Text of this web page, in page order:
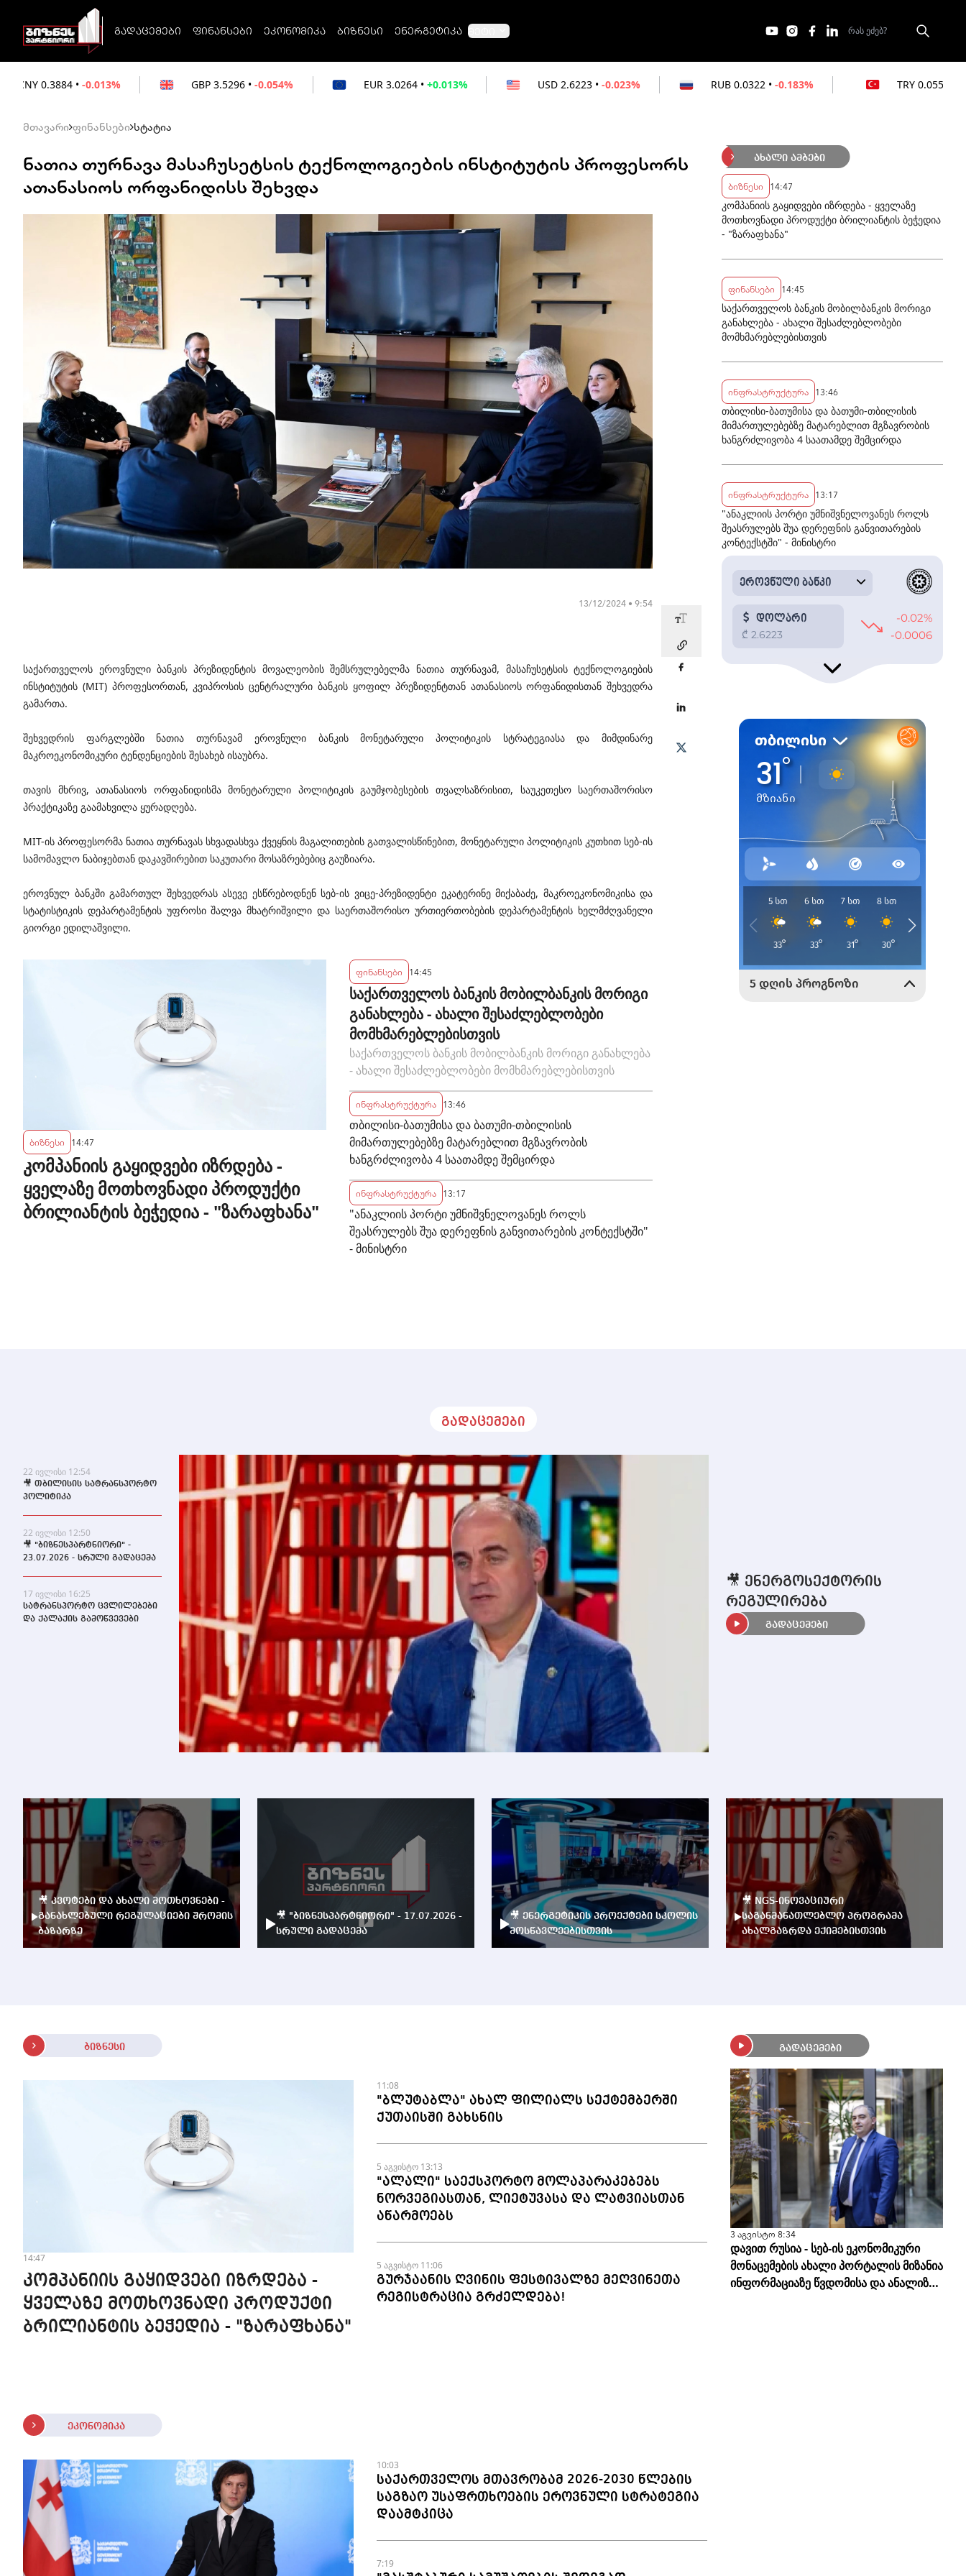
გადაცემები ფინანსები ეკონომიკა ბიზნესი ენერგეტიკა მეტი
GBP • -0.054% EUR • +0.013% USD • -0.023% RUB • -0.183% TRY • 0%
მთავარი ფინანსები სტატია
ნათია თურნავა მასაჩუსეტსის ტექნოლოგიების ინსტიტუტის პროფესორს
ათანასიოს ორფანიდისს შეხვდა
13/12/2024 • 9:54
საქართველოს ეროვნული ბანკის პრეზიდენტის მოვალეობის შემსრულებელმა ნათია თურნავამ, მასაჩუსეტსის ტექნოლოგიების
ინსტიტუტის (MIT) პროფესორთან, კვიპროსის ცენტრალური ბანკის ყოფილ პრეზიდენტთან ათანასიოს ორფანიდისთან შეხვედრა
გამართა.
შეხვედრის ფარგლებში ნათია თურნავამ ეროვნული ბანკის მონეტარული პოლიტიკის სტრატეგიასა და მიმდინარე
მაკროეკონომიკური ტენდენციების შესახებ ისაუბრა.
თავის მხრივ, ათანასიოს ორფანიდისმა მონეტარული პოლიტიკის გაუმჯობესების თვალსაზრისით, საუკეთესო საერთაშორისო
პრაქტიკაზე გაამახვილა ყურადღება.
MIT-ის პროფესორმა ნათია თურნავას სხვადასხვა ქვეყნის მაგალითების გათვალისწინებით, მონეტარული პოლიტიკის კუთხით სებ-ის
სამომავლო ნაბიჯებთან დაკავშირებით საკუთარი მოსაზრებებიც გაუზიარა.
ეროვნულ ბანკში გამართულ შეხვედრას ასევე ესწრებოდნენ სებ-ის ვიცე-პრეზიდენტი ეკატერინე მიქაბაძე, მაკროეკონომიკისა და
სტატისტიკის დეპარტამენტის უფროსი შალვა მხატრიშვილი და საერთაშორისო ურთიერთობების დეპარტამენტის ხელმძღვანელი
გიორგი ედილაშვილი.
ბიზნესი 14:47
კომპანიის გაყიდვები იზრდება -
ყველაზე მოთხოვნადი პროდუქტი
ბრილიანტის ბეჭედია - "ზარაფხანა"
ფინანსები 14:45
საქართველოს ბანკის მობილბანკის მორიგი
განახლება - ახალი შესაძლებლობები
მომხმარებლებისთვის
საქართველოს ბანკის მობილბანკის მორიგი განახლება
- ახალი შესაძლებლობები მომხმარებლებისთვის
ინფრასტრუქტურა 13:46
თბილისი-ბათუმისა და ბათუმი-თბილისის
მიმართულებებზე მატარებლით მგზავრობის
ხანგრძლივობა 4 საათამდე შემცირდა
ინფრასტრუქტურა 13:17
"ანაკლიის პორტი უმნიშვნელოვანეს როლს
შეასრულებს შუა დერეფნის განვითარების კონტექსტში"
- მინისტრი
ახალი ამბები
ბიზნესი 14:47
კომპანიის გაყიდვები იზრდება - ყველაზე
მოთხოვნადი პროდუქტი ბრილიანტის ბეჭედია
- "ზარაფხანა"
ფინანსები 14:45
საქართველოს ბანკის მობილბანკის მორიგი
განახლება - ახალი შესაძლებლობები
მომხმარებლებისთვის
ინფრასტრუქტურა 13:46
თბილისი-ბათუმისა და ბათუმი-თბილისის
მიმართულებებზე მატარებლით მგზავრობის
ხანგრძლივობა 4 საათამდე შემცირდა
ინფრასტრუქტურა 13:17
"ანაკლიის პორტი უმნიშვნელოვანეს როლს
შეასრულებს შუა დერეფნის განვითარების
კონტექსტში" - მინისტრი
გადაცემები
22 ივლისი 12:54
🎥 თბილისის სატრანსპორტო
პოლიტიკა
22 ივლისი 12:50
🎥 "ბიზნესპარტნიორი" -
23.07.2026 - სრული გადაცემა
17 ივლისი 16:25
სატრანსპორტო ცვლილებები
და ქალაქის გამოწვევები
🎥 ენერგოსექტორის
რეგულირება
გადაცემები
🎥 კვოტები და ახალი მოთხოვნები -
განახლებული რეგულაციები შრომის
ბაზარზე
🎥 "ბიზნესპარტნიორი" - 17.07.2026 -
სრული გადაცემა
🎥 ენერგეტიკის პროექტები სკოლის
მოსწავლეებისთვის
🎥 NGS-ინოვაციური
საგანმანათლებლო პროგრამა
ახალგაზრდა ექიმებისთვის
ბიზნესი
14:47
კომპანიის გაყიდვები იზრდება -
ყველაზე მოთხოვნადი პროდუქტი
ბრილიანტის ბეჭედია - "ზარაფხანა"
11:08
"ბლუტაბლა" ახალ ფილიალს სექტემბერში
ქუთაისში გახსნის
5 აგვისტო 13:13
"ალალი" საექსპორტო მოლაპარაკებებს
ნორვეგიასთან, ლიეტუვასა და ლატვიასთან
აწარმოებს
5 აგვისტო 11:06
გურჯაანის ღვინის ფესტივალზე მეღვინეთა
რეგისტრაცია გრძელდება!
ეკონომიკა
10:03
საქართველოს მთავრობამ 2026-2030 წლების
საგზაო უსაფრთხოების ეროვნული სტრატეგია
დაამტკიცა
7:19
გადაცემები
3 აგვისტო 8:34
დავით რუსია - სებ-ის ეკონომიკური
მონაცემების ახალი პორტალის მიზანია
ინფორმაციაზე წვდომისა და ანალიზის